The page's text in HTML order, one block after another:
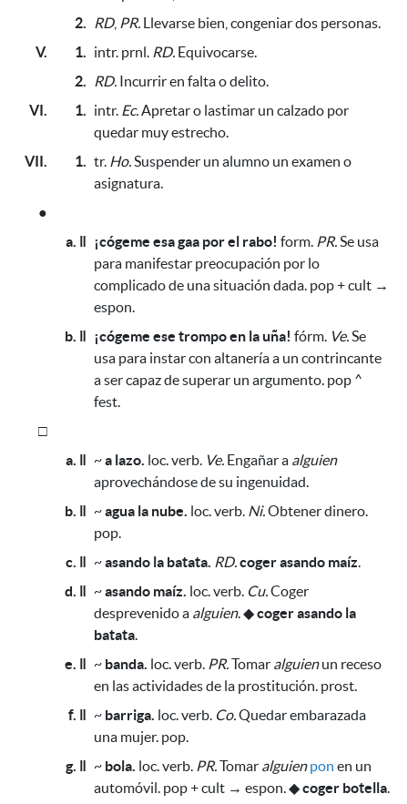
2.
RD, PR. Llevarse bien, congeniar dos personas.
V.
1. intr. prnl. RD. Equivocarse.
2.
RD. Incurrir en falta o delito.
VI.
1. intr. Ec.Apretar o lastimar un calzado por
quedar muy estrecho.
VII.
1. tr. Ho.Suspender un alumno un examen o
asignatura.
●
a. ǁ ¡cógeme esa gaa por el rabo! form. PR.Se usa
para manifestar preocupación por lo
complicado de una situación dada. pop + cult →
espon.
b. ǁ ¡cógeme ese trompo en la uña! fórm. Ve.Se
usa para instar con altanería a un contrincante
a ser capaz de superar un argumento. pop ^
fest.
□
a. ǁ ~a lazo. loc. verb. Ve. Engañar a alguien
aprovechándose de su ingenuidad.
b. ǁ ~agua la nube. loc. verb. Ni.Obtener dinero.
pop.
c. ǁ ~asando la batata. RD.coger asando maíz.
d. ǁ ~asando maíz. loc. verb. Cu.Coger
desprevenido a alguien.◆coger asando la
batata.
e. ǁ ~ banda. loc. verb. PR.Tomar alguienun receso
en las actividades de la prostitución. prost.
f. ǁ ~ barriga. loc. verb. Co.Quedar embarazada
una mujer. pop.
g. ǁ ~ bola. loc. verb. PR.Tomar alguien pon en un
automóvil. pop + cult → espon.◆coger botella.